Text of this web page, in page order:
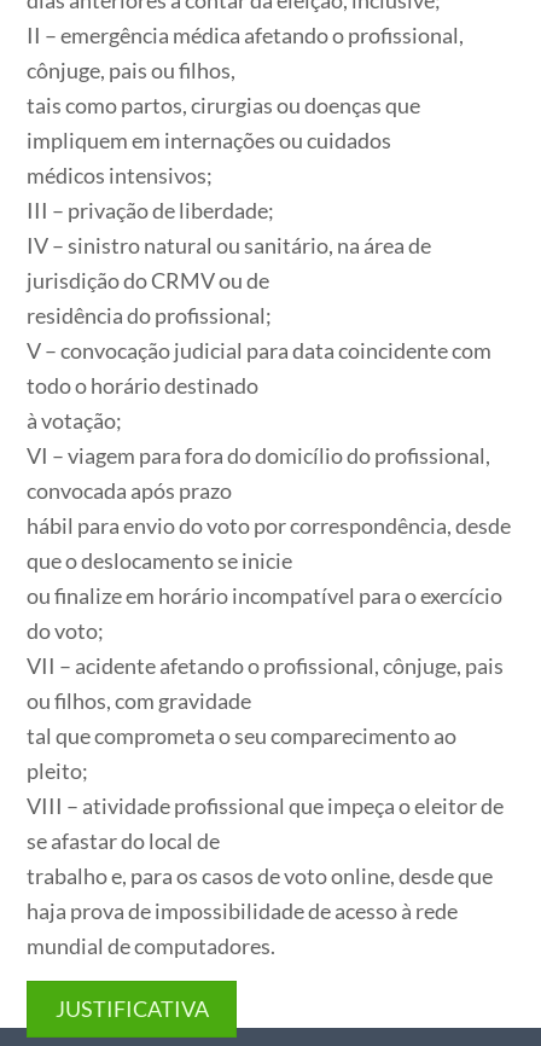
II – emergência médica afetando o profissional,
cônjuge, pais ou filhos,
tais como partos, cirurgias ou doenças que
impliquem em internações ou cuidados
médicos intensivos;
III – privação de liberdade;
IV – sinistro natural ou sanitário, na área de
jurisdição do CRMV ou de
residência do profissional;
V – convocação judicial para data coincidente com
todo o horário destinado
à votação;
VI – viagem para fora do domicílio do profissional,
convocada após prazo
hábil para envio do voto por correspondência, desde
que o deslocamento se inicie
ou finalize em horário incompatível para o exercício
do voto;
VII – acidente afetando o profissional, cônjuge, pais
ou filhos, com gravidade
tal que comprometa o seu comparecimento ao
pleito;
VIII – atividade profissional que impeça o eleitor de
se afastar do local de
trabalho e, para os casos de voto online, desde que
haja prova de impossibilidade de acesso à rede
mundial de computadores.
JUSTIFICATIVA